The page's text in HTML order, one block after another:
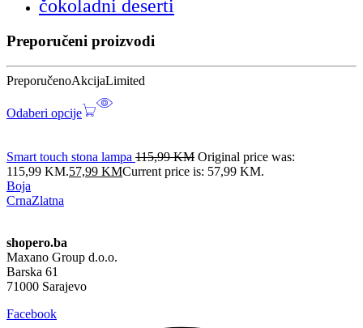
čokoladni deserti
Preporučeni proizvodi
PreporučenoAkcijaLimited
Odaberi opcije
Smart touch stona lampa 115,99KM Original price was:
115,99 KM.57,99 KMCurrent price is: 57,99 KM.
Boja
CrnaZlatna
shopero.ba
Maxano Group d.o.o.
Barska 61
71000 Sarajevo
Facebook